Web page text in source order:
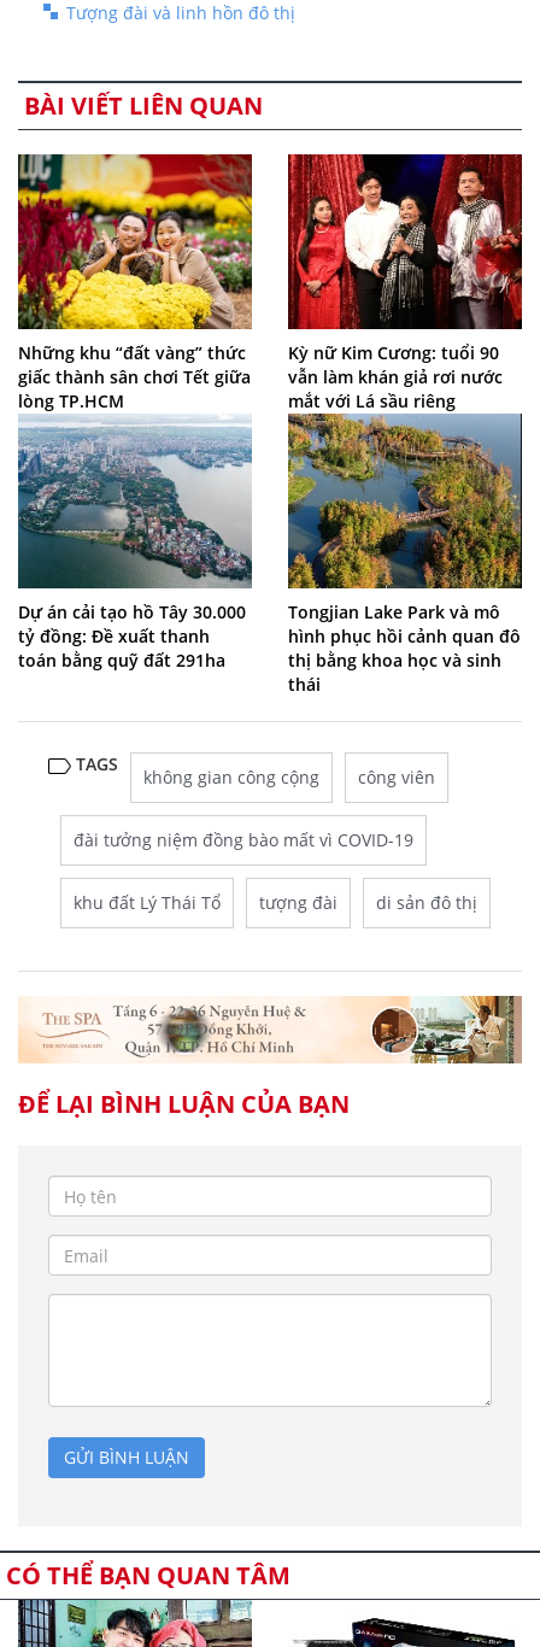
Tượng đài và linh hồn đô thị
BÀI VIẾT LIÊN QUAN
Những khu “đất vàng” thức
giấc thành sân chơi Tết giữa
lòng TP.HCM
Kỳ nữ Kim Cương: tuổi 90
vẫn làm khán giả rơi nước
mắt với Lá sầu riêng
Dự án cải tạo hồ Tây 30.000
tỷ đồng: Đề xuất thanh
toán bằng quỹ đất 291ha
Tongjian Lake Park và mô
hình phục hồi cảnh quan đô
thị bằng khoa học và sinh
thái
TAGS
không gian công cộng công viên
đài tưởng niệm đồng bào mất vì COVID-19
khu đất Lý Thái Tổ tượng đài di sản đô thị
ĐỂ LẠI BÌNH LUẬN CỦA BẠN
GỬI BÌNH LUẬN
CÓ THỂ BẠN QUAN TÂM